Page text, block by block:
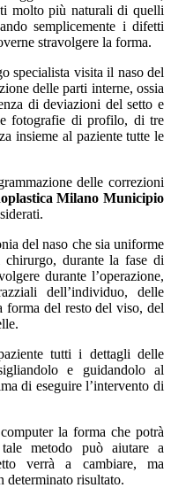
molto più naturali di quelli
semplicemente i difetti
stravolgere la forma.
specialista visita il naso del
delle parti interne, ossia
di deviazioni del setto e
fotografie di profilo, di tre
insieme al paziente tutte le
delle correzioni
Milano Municipio
del naso che sia uniforme
durante la fase di
durante l’operazione,
dell’individuo, delle
forma del resto del viso, del
tutti i dettagli delle
e guidandolo al
di eseguire l’intervento di
la forma che potrà
metodo può aiutare a
verrà a cambiare, ma
determinato risultato.